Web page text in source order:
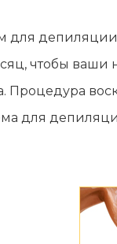
для
чтобы ваши
Процедура
для